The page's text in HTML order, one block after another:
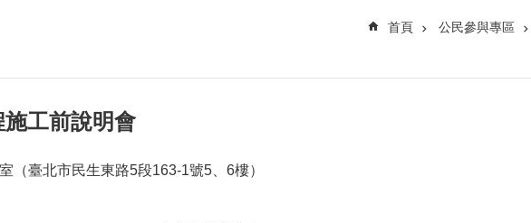
首頁 公民參與專區
工前說明會
（臺北市民生東路5段163-1號5、6樓）